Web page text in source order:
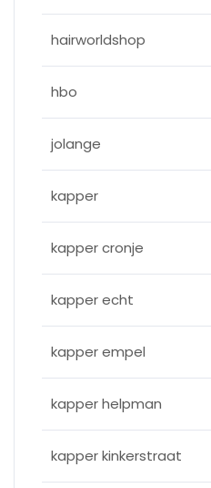
hairworldshop
hbo
jolange
kapper
kapper cronje
kapper echt
kapper empel
kapper helpman
kapper kinkerstraat